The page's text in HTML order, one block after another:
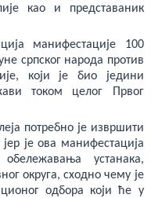
као и представаник
манифестације 100
српског народа против
који је био једини
током целог Првог
потребно је извршити
је ова манифестација
устанака,
округа, сходно чему је
одбора који ће у